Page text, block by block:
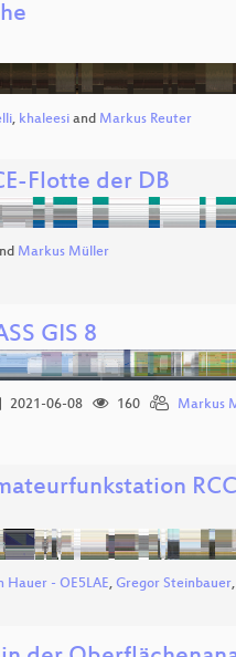
, khaleesiand Markus Reuter
Flotte der DB
Markus Müller
GIS 8
2021-06-08 160 Markus
Hauer - OE5LAE, Gregor Steinbauer,